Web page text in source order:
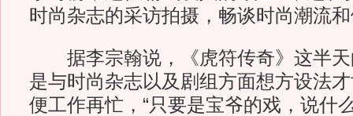
时尚杂志的采访拍摄，畅谈时尚潮流
据李宗翰说，《虎符传奇》这半天
是与时尚杂志以及剧组方面想方设法
便工作再忙，“只要是宝爷的戏，说什